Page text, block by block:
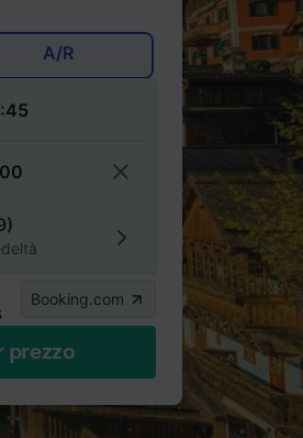
A/R
Booking.com
prezzo